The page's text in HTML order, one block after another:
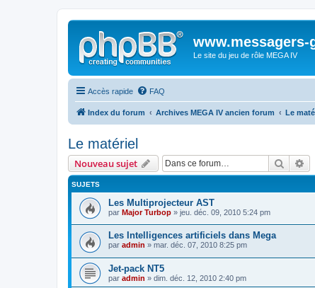
Le site du jeu de rôle MEGA IV
Accès rapide FAQ
Index du forum Archives MEGA IV ancien forum Le
Le matériel
Nouveau sujet
SUJETS
Les Multiprojecteur AST
par Major Turbop » jeu. déc. 09, 2010 5:24 pm
Les Intelligences artificiels dans Mega
par admin » mar. déc. 07, 2010 8:25 pm
Jet-pack NT5
par admin » dim. déc. 12, 2010 2:40 pm